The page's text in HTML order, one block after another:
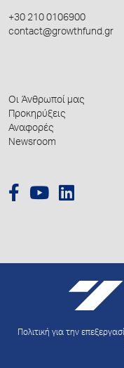
+30 210 0106900
contact@growthfund.gr
Οι Άνθρωποί μας
Προκηρύξεις
Αναφορές
Newsroom
Πολιτική για την